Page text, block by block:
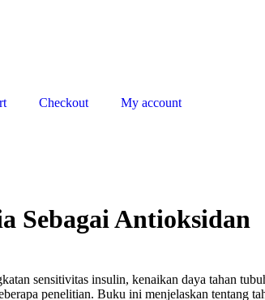
Checkout My account
Sebagai Antioksidan
sensitivitas insulin, kenaikan daya tahan
penelitian. Buku ini menjelaskan tentang